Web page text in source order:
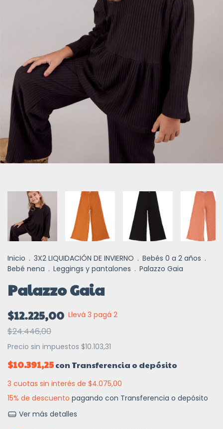
Inicio . 3X2 LIQUIDACIÓN DE INVIERNO . Bebés 0 a 2 años .
Bebé nena . Leggings y pantalones . Palazzo Gaia
Palazzo Gaia
$12.225,00 Llevá 3 pagá 2
$24.446,00
Precio sin impuestos $10.103,31
$10.391,25con Transferencia o depósito
3 cuotas sin interés de $4.075,00
15% de descuento pagando con Transferencia o depósito
Ver más detalles